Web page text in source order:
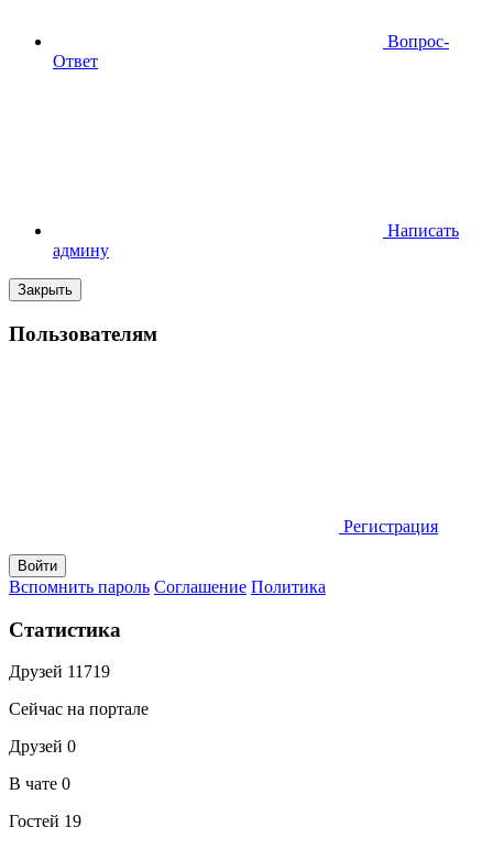
Вопрос-
Ответ
Написать
админу
Закрыть
Пользователям
Регистрация
Вспомнить пароль Соглашение Политика
Статистика
Друзей 11719
Сейчас на портале
Друзей 0
В чате 0
Гостей 19